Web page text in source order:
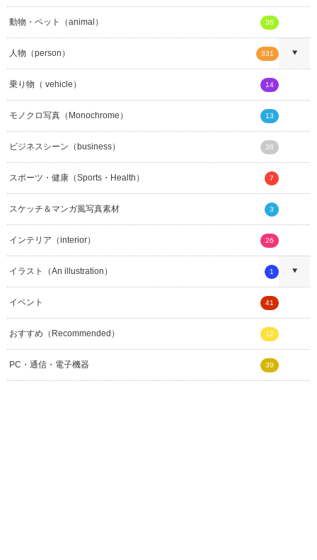
動物・ペット（animal） 36
人物（person） 331
乗り物（ vehicle） 14
モノクロ写真（Monochrome） 13
ビジネスシーン（business） 38
スポーツ・健康（Sports・Health） 7
スケッチ＆マンガ風写真素材 3
インテリア（interior） 26
イラスト（An illustration） 1
イベント 41
おすすめ（Recommended） 12
PC・通信・電子機器 39